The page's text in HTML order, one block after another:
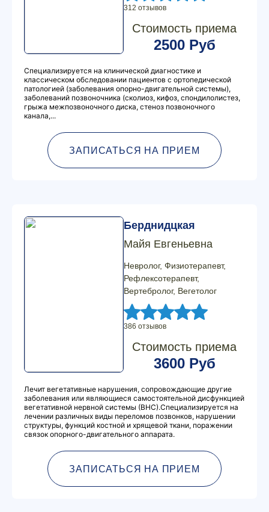
312 отзывов
Стоимость приема
2500 Руб
Специализируется на клинической диагностике и
классическом обследовании пациентов с ортопедической
патологией (заболевания опорно-двигательной системы),
заболеваний позвоночника (сколиоз, кифоз, спондилолистез,
грыжа межпозвоночного диска, стеноз позвоночного
канала,...
ЗАПИСАТЬСЯ НА ПРИЕМ
Берднидцкая
Майя Евгеньевна
Невролог, Физиотерапевт,
Рефлексотерапевт,
Вертебролог, Вегетолог
386 отзывов
Стоимость приема
3600 Руб
Лечит вегетативные нарушения, сопровождающие другие
заболевания или являющиеся самостоятельной дисфункцией
вегетативной нервной системы (ВНС).Специализируется на
лечении различных виды переломов позвонков, нарушении
структуры, функций костной и хрящевой ткани, поражении
связок опорного-двигательного аппарата.
ЗАПИСАТЬСЯ НА ПРИЕМ